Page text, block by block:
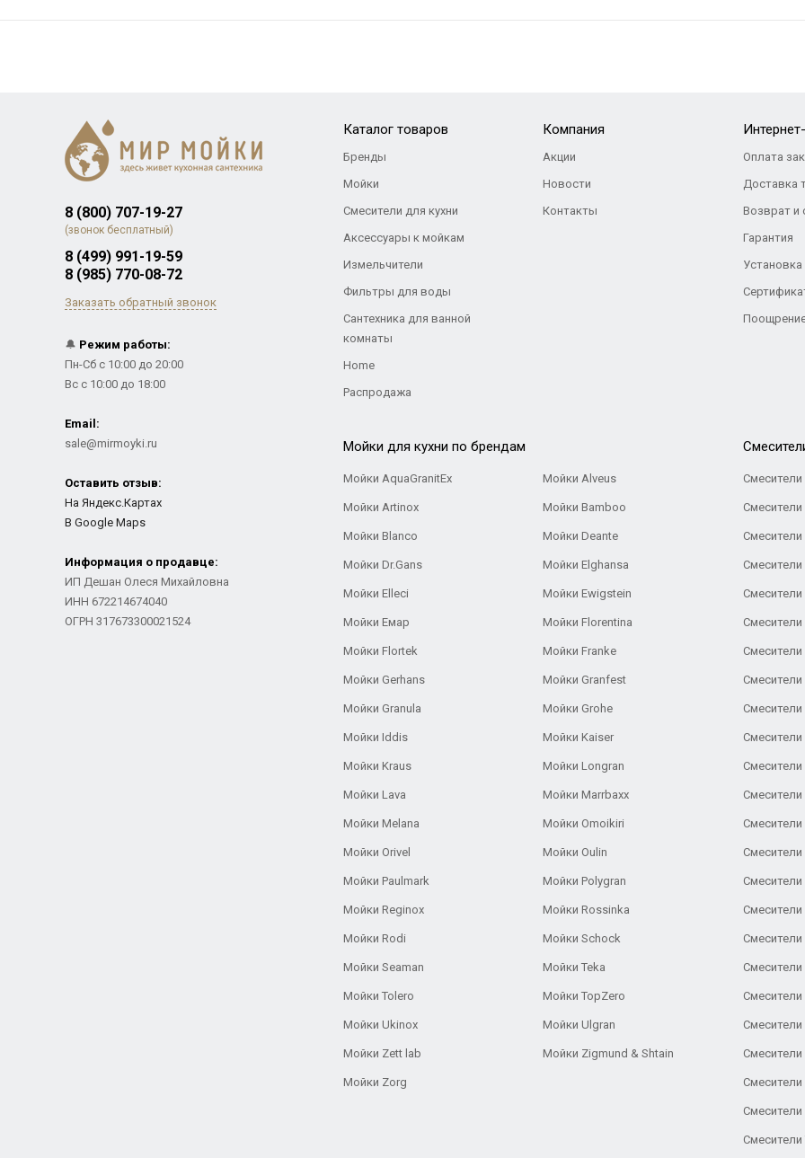
8 (800) 707-19-27
(звонок бесплатный)
8 (499) 991-19-59
8 (985) 770-08-72
Заказать обратный звонок
🔔 Режим работы:
Пн-Сб с 10:00 до 20:00
Вс с 10:00 до 18:00
Email:
sale@mirmoyki.ru
Оставить отзыв:
На Яндекс.Картах
В Google Maps
Информация о продавце:
ИП Дешан Олеся Михайловна
ИНН 672214674040
ОГРН 317673300021524
Каталог товаров
Бренды
Мойки
Смесители для кухни
Аксессуары к мойкам
Измельчители
Фильтры для воды
Сантехника для ванной
комнаты
Home
Распродажа
Компания
Акции
Новости
Контакты
Оплата
Доставка
Возврат и
Гарантия
Установка
Мойки для кухни по брендам
Мойки AquaGranitEx Мойки Alveus
Мойки Artinox Мойки Bamboo
Мойки Blanco Мойки Deante
Мойки Dr.Gans Мойки Elghansa
Мойки Elleci Мойки Ewigstein
Мойки Емар Мойки Florentina
Мойки Flortek Мойки Franke
Мойки Gerhans Мойки Granfest
Мойки Granula Мойки Grohe
Мойки Iddis Мойки Kaiser
Мойки Kraus Мойки Longran
Мойки Lava Мойки Marrbaxx
Мойки Melana Мойки Omoikiri
Мойки Orivel Мойки Oulin
Мойки Paulmark Мойки Polygran
Мойки Reginox Мойки Rossinka
Мойки Rodi Мойки Schock
Мойки Seaman Мойки Teka
Мойки Tolero Мойки TopZero
Мойки Ukinox Мойки Ulgran
Мойки Zett lab Мойки Zigmund & Shtain
Мойки Zorg
Смесители
Смесители
Смесители
Смесители
Смесители
Смесители
Смесители
Смесители
Смесители
Смесители
Смесители
Смесители
Смесители
Смесители
Смесители
Смесители
Смесители
Смесители
Смесители
Смесители
Смесители
Смесители
Смесители